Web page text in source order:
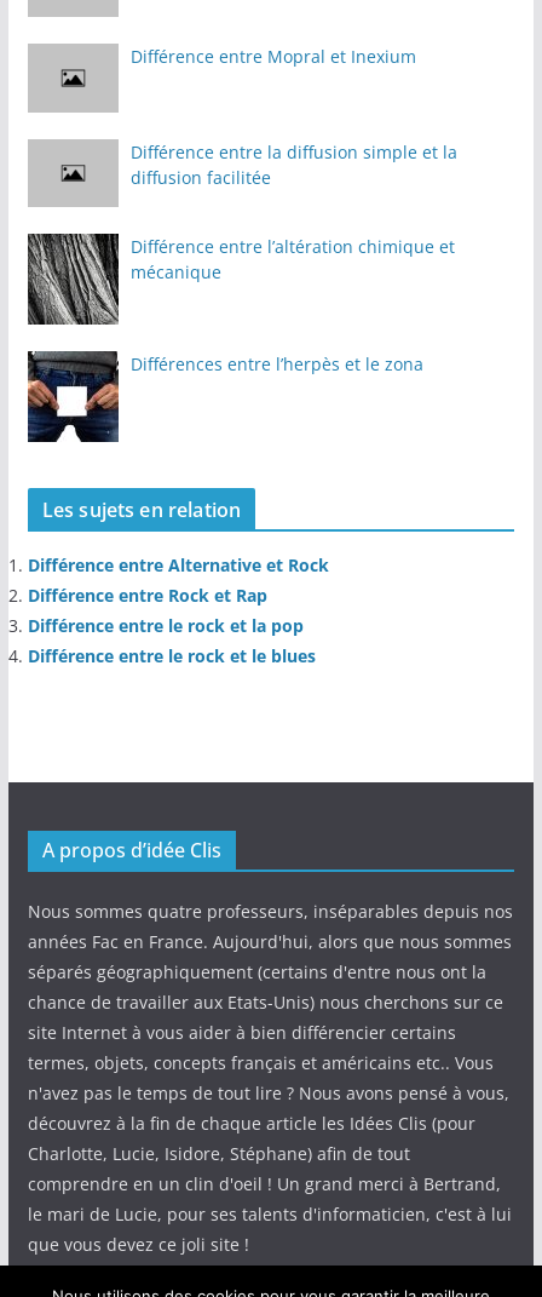
Différence entre Mopral et Inexium
Différence entre la diffusion simple et la
diffusion facilitée
Différence entre l’altération chimique et
mécanique
Différences entre l’herpès et le zona
Les sujets en relation
Différence entre Alternative et Rock
Différence entre Rock et Rap
Différence entre le rock et la pop
Différence entre le rock et le blues
A propos d’idée Clis
Nous sommes quatre professeurs, inséparables depuis nos
années Fac en France. Aujourd'hui, alors que nous sommes
séparés géographiquement (certains d'entre nous ont la
chance de travailler aux Etats-Unis) nous cherchons sur ce
site Internet à vous aider à bien différencier certains
termes, objets, concepts français et américains etc.. Vous
n'avez pas le temps de tout lire ? Nous avons pensé à vous,
découvrez à la fin de chaque article les Idées Clis (pour
Charlotte, Lucie, Isidore, Stéphane) afin de tout
comprendre en un clin d'oeil ! Un grand merci à Bertrand,
le mari de Lucie, pour ses talents d'informaticien, c'est à lui
que vous devez ce joli site !